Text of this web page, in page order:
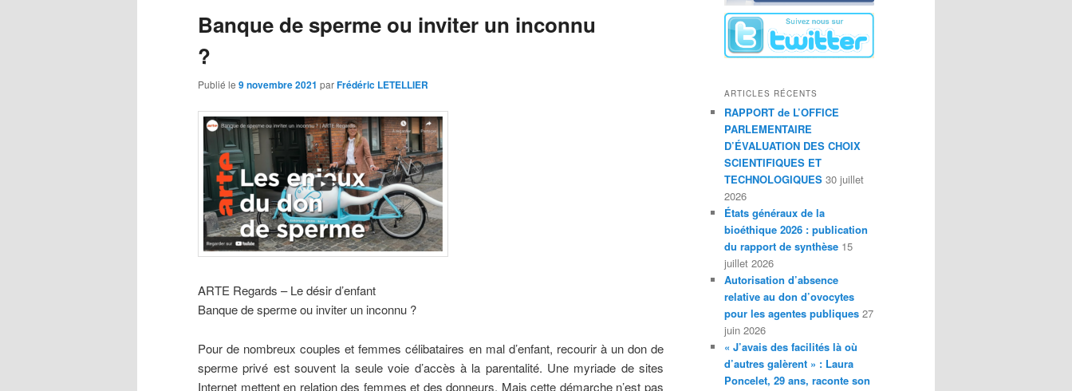
Banque de sperme ou inviter un inconnu
?
Publié le 9 novembre 2021 parFrédéric LETELLIER
ARTE Regards – Le désir d’enfant
Banque de sperme ou inviter un inconnu ?
Pour de nombreux couples et femmes célibataires en mal d’enfant, recourir à un don de
sperme privé est souvent la seule voie d’accès à la parentalité. Une myriade de sites
Internet mettent en relation des femmes et des donneurs. Mais cette démarche n’est pas
ARTICLES RÉCENTS
RAPPORT de L’OFFICE
PARLEMENTAIRE
D’ÉVALUATION DES CHOIX
SCIENTIFIQUES ET
TECHNOLOGIQUES 30 juillet
2026
États généraux de la
bioéthique 2026 : publication
du rapport de synthèse 15
juillet 2026
Autorisation d’absence
relative au don d’ovocytes
pour les agentes publiques 27
juin 2026
« J’avais des facilités là où
d’autres galèrent » : Laura
Poncelet, 29 ans, raconte son